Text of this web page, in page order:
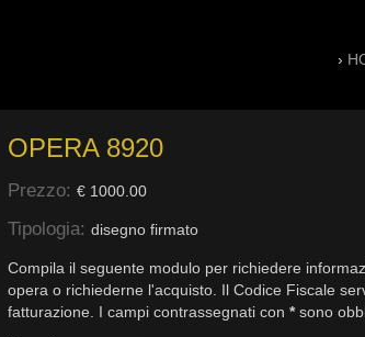
›
OPERA 8920
Prezzo: € 1000.00
Tipologia: disegno firmato
Compila il seguente modulo per richiedere
opera o richiederne l'acquisto. Il Codice Fiscale
fatturazione. I campi contrassegnati con *sono